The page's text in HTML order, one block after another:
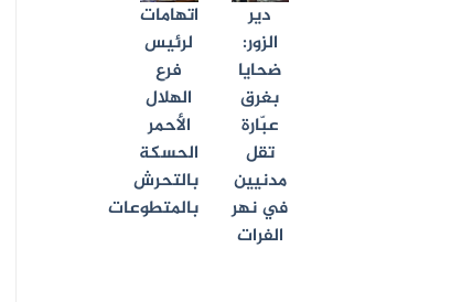
دير
الزور:
ضحايا
بغرق
عبّارة
تقل
مدنيين
في نهر
الفرات
اتهامات
لرئيس
فرع
الهلال
الأحمر
الحسكة
بالتحرش
بالمتطوعات